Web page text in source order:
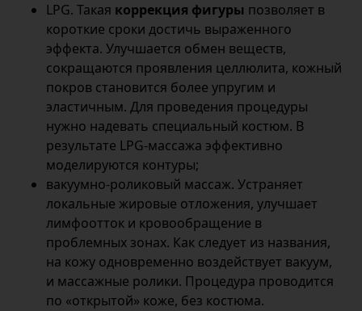
LPG. Такая коррекция фигуры позволяет в
короткие сроки достичь выраженного
эффекта. Улучшается обмен веществ,
сокращаются проявления целлюлита, кожный
покров становится более упругим и
эластичным. Для проведения процедуры
нужно надевать специальный костюм. В
результате LPG-массажа эффективно
моделируются контуры;
вакуумно-роликовый массаж. Устраняет
локальные жировые отложения, улучшает
лимфоотток и кровообращение в
проблемных зонах. Как следует из названия,
на кожу одновременно воздействует вакуум,
и массажные ролики. Процедура проводится
по «открытой» коже, без костюма.